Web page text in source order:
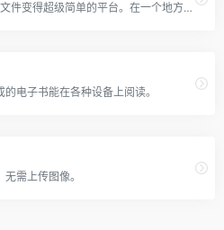
让转换和编辑所有 PDF 文件变得超级简单的平台。在一个地方解决你所有的 PDF 问题，而且是免费的。
电子书能在各种设备上阅读。
需上传图像。